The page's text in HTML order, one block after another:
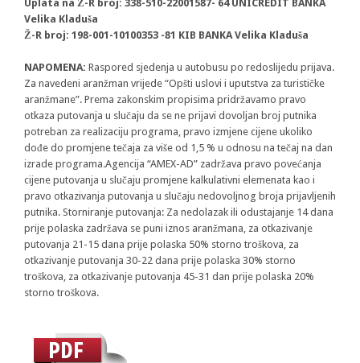
Uplata na Ž-R broj: 338-510-22001587- 64 UNICREDIT BANKA
Velika Kladuša
Ž-R broj: 198-001-10100353 -81 KIB BANKA Velika Kladuša
NAPOMENA: Raspored sjedenja u autobusu po redoslijedu prijava.
Za navedeni aranžman vrijede “Opšti uslovi i uputstva za turističke
aranžmane”. Prema zakonskim propisima pridržavamo pravo
otkaza putovanja u slučaju da se ne prijavi dovoljan broj putnika
potreban za realizaciju programa, pravo izmjene cijene ukoliko
dođe do promjene tečaja za više od 1,5 % u odnosu na tečaj na dan
izrade programa.Agencija “AMEX-AD” zadržava pravo povećanja
cijene putovanja u slučaju promjene kalkulativni elemenata kao i
pravo otkazivanja putovanja u slučaju nedovoljnog broja prijavljenih
putnika. Storniranje putovanja: Za nedolazak ili odustajanje 14 dana
prije polaska zadržava se puni iznos aranžmana, za otkazivanje
putovanja 21-15 dana prije polaska 50% storno troškova, za
otkazivanje putovanja 30-22 dana prije polaska 30% storno
troškova, za otkazivanje putovanja 45-31 dan prije polaska 20%
storno troškova.